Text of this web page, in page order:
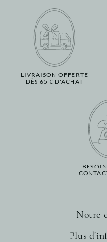
LIVRAISON OFFERTE
DÈS 65 € D'ACHAT
Notre
Plus